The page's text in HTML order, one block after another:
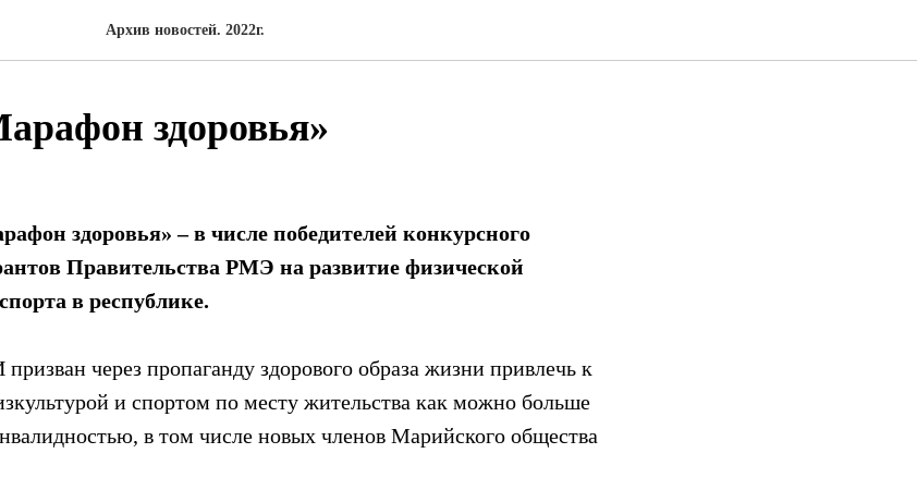
Архив новостей. 2022г.
здоровья»
здоровья» – в числе победителей конкурсного
Правительства РМЭ на развитие физической
в республике.
через пропаганду здорового образа жизни привлечь к
и спортом по месту жительства как можно больше
в том числе новых членов Марийского общества